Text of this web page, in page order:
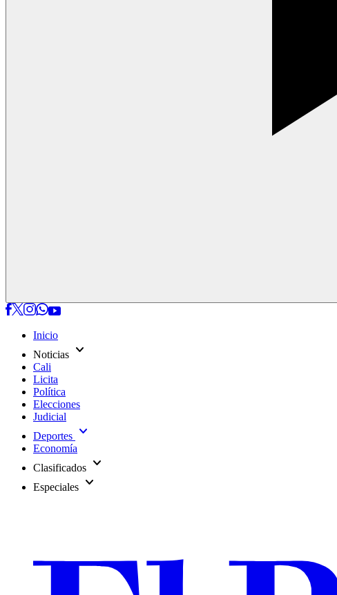
Inicio
Noticias expand_more
Cali
Licita
Política
Elecciones
Judicial
Deportes expand_more
Economía
Clasificados expand_more
Especiales expand_more